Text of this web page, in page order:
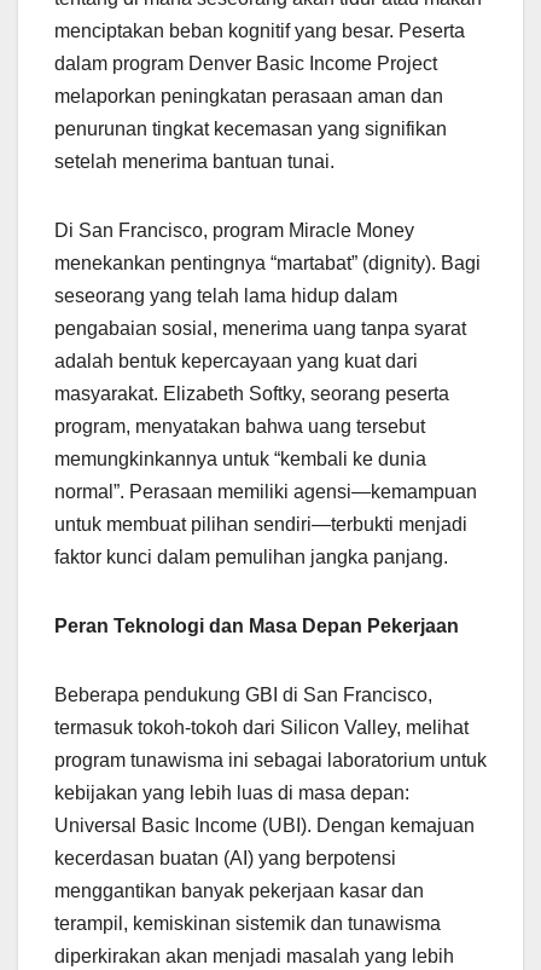
menciptakan beban kognitif yang besar. Peserta
dalam program Denver Basic Income Project
melaporkan peningkatan perasaan aman dan
penurunan tingkat kecemasan yang signifikan
setelah menerima bantuan tunai.
Di San Francisco, program Miracle Money
menekankan pentingnya “martabat” (dignity). Bagi
seseorang yang telah lama hidup dalam
pengabaian sosial, menerima uang tanpa syarat
adalah bentuk kepercayaan yang kuat dari
masyarakat. Elizabeth Softky, seorang peserta
program, menyatakan bahwa uang tersebut
memungkinkannya untuk “kembali ke dunia
normal”. Perasaan memiliki agensi—kemampuan
untuk membuat pilihan sendiri—terbukti menjadi
faktor kunci dalam pemulihan jangka panjang.
Peran Teknologi dan Masa Depan Pekerjaan
Beberapa pendukung GBI di San Francisco,
termasuk tokoh-tokoh dari Silicon Valley, melihat
program tunawisma ini sebagai laboratorium untuk
kebijakan yang lebih luas di masa depan:
Universal Basic Income (UBI). Dengan kemajuan
kecerdasan buatan (AI) yang berpotensi
menggantikan banyak pekerjaan kasar dan
terampil, kemiskinan sistemik dan tunawisma
diperkirakan akan menjadi masalah yang lebih